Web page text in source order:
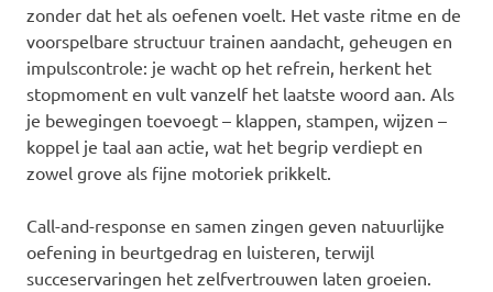
zonder dat het als oefenen voelt. Het vaste ritme en de
voorspelbare structuur trainen aandacht, geheugen en
impulscontrole: je wacht op het refrein, herkent het
stopmoment en vult vanzelf het laatste woord aan. Als
je bewegingen toevoegt – klappen, stampen, wijzen –
koppel je taal aan actie, wat het begrip verdiept en
zowel grove als fijne motoriek prikkelt.
Call-and-response en samen zingen geven natuurlijke
oefening in beurtgedrag en luisteren, terwijl
succeservaringen het zelfvertrouwen laten groeien.